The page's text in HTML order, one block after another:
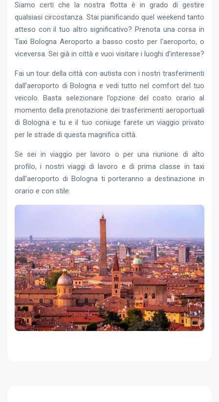
Siamo certi che la nostra flotta è in grado di gestire
qualsiasi circostanza. Stai pianificando quel weekend tanto
atteso con il tuo altro significativo? Prenota una corsa in
Taxi Bologna Aeroporto a basso costo per l’aeroporto, o
viceversa. Sei già in città e vuoi visitare i luoghi d’interesse?
Fai un tour della città con autista con i nostri trasferimenti
dall’aeroporto di Bologna e vedi tutto nel comfort del tuo
veicolo. Basta selezionare l’opzione del costo orario al
momento della prenotazione dei trasferimenti aeroportuali
di Bologna e tu e il tuo coniuge farete un viaggio privato
per le strade di questa magnifica città.
Se sei in viaggio per lavoro o per una riunione di alto
profilo, i nostri viaggi di lavoro e di prima classe in taxi
dall’aeroporto di Bologna ti porteranno a destinazione in
orario e con stile.